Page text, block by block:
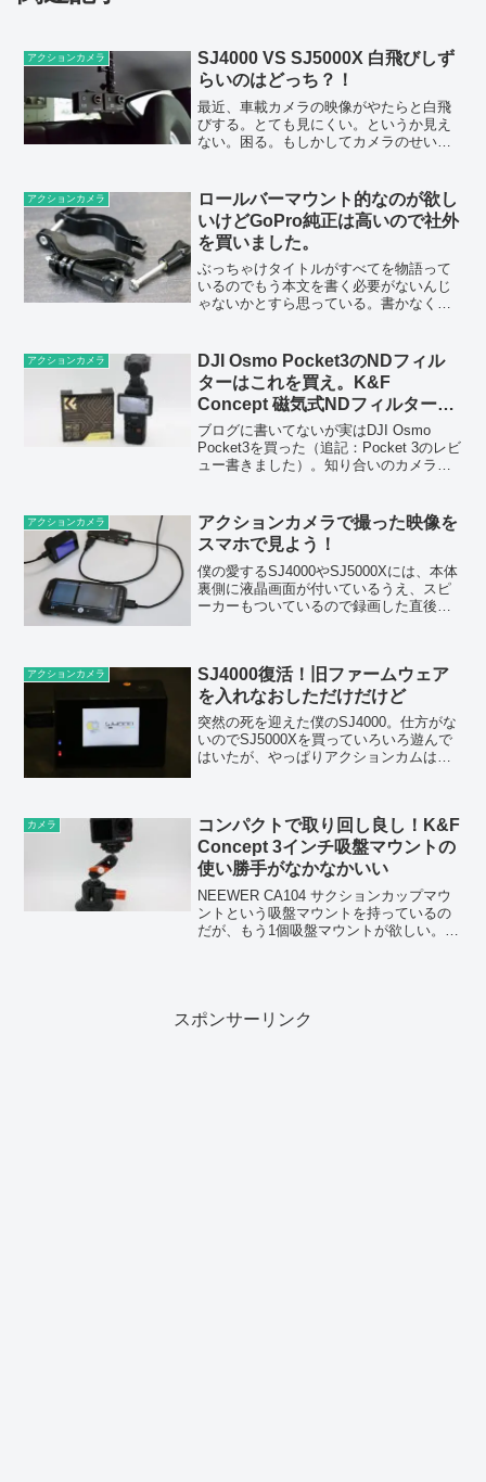
アクションカメラ
SJ4000 VS SJ5000X 白飛びしず
らいのはどっち？！
最近、車載カメラの映像がやたらと白飛
びする。とても見にくい。というか見え
ない。困る。もしかしてカメラのせいな
いた。一番最初は試しにリアガラスに吸
盤で取り付けたのだが...
アクションカメラ
ロールバーマウント的なのが欲し
いけどGoPro純正は高いので社外
を買いました。
ぶっちゃけタイトルがすべてを物語って
いるのでもう本文を書く必要がないんじ
ゃないかとすら思っている。書かなくて
ど、一番の悩みどころはやっぱり取り付
け場所。別に自分の車やモノ...
アクションカメラ
DJI Osmo Pocket3のNDフィル
ターはこれを買え。K&F
Concept 磁気式NDフィルターセ
ット
ブログに書いてないが実はDJI Osmo
Pocket3を買った（追記：Pocket 3のレビ
ュー書きました）。知り合いのカメラマ
で入手したのだが、一方で使って...
アクションカメラ
アクションカメラで撮った映像を
スマホで見よう！
僕の愛するSJ4000やSJ5000Xには、本体
裏側に液晶画面が付いているうえ、スピ
ーカーもついているので録画した直後に
アクションカメラ
SJ4000復活！旧ファームウェア
を入れなおしただけだけど
突然の死を迎えた僕のSJ4000。仕方がな
いのでSJ5000Xを買っていろいろ遊んで
はいたが、やっぱりアクションカムはい
か...
カメラ
コンパクトで取り回し良し！K&F
Concept 3インチ吸盤マウントの
使い勝手がなかなかいい
NEEWER CA104 サクションカップマウ
ントという吸盤マウントを持っているの
だが、もう1個吸盤マウントが欲しい。固
スポンサーリンク